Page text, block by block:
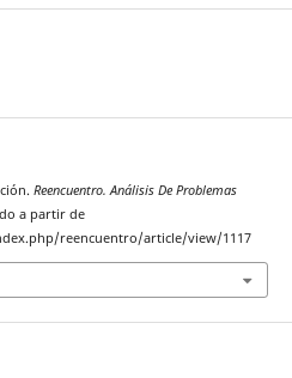
Reencuentro. Análisis De Problemas
a partir de
reencuentro/article/view/1117